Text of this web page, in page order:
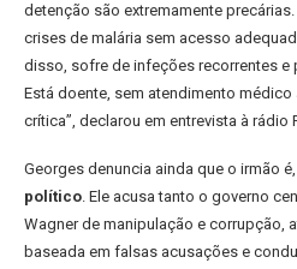
detenção são extremamente
crises de malária sem acesso
disso, sofre de infeções recorrentes e
Está doente, sem atendimento
crítica”, declarou em entrevista à rádio
Georges denuncia ainda que o irmão
político. Ele acusa tanto o governo
Wagner de manipulação e corrupção,
baseada em falsas acusações e